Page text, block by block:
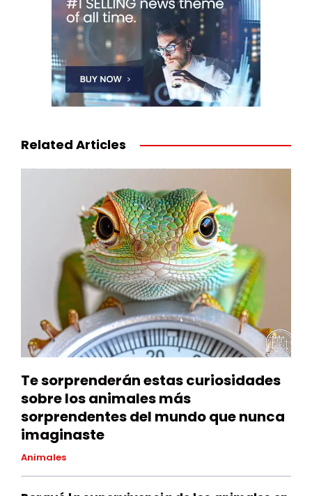
Related Articles
Te sorprenderán estas curiosidades
sobre los animales más
sorprendentes del mundo que nunca
imaginaste
Animales